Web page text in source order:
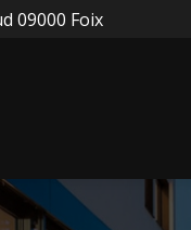
09000 Foix